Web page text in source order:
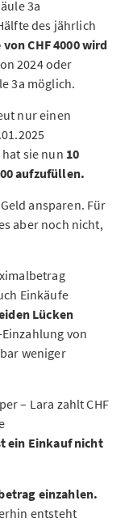
3a
des jährlich
von CHF 4000 wird
2024 oder
3a möglich.
nur einen
sie nun 10
aufzufüllen.
ansparen. Für
aber noch nicht,
Einkäufe
Lücken
von
weniger
– Lara zahlt CHF
ein Einkauf nicht
einzahlen.
entsteht